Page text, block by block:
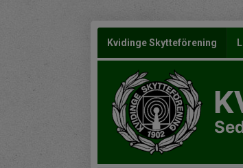
Kvidinge Skytteförening